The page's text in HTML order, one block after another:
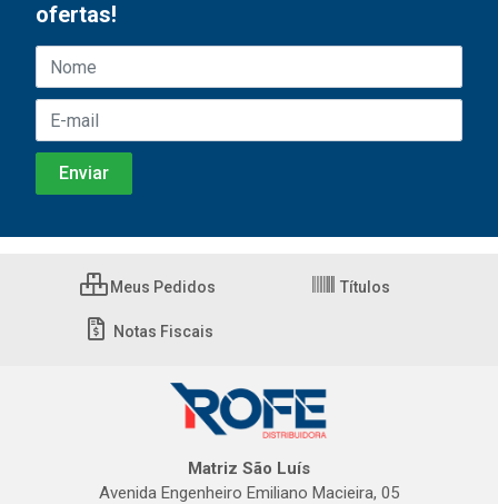
ofertas!
Meus Pedidos Títulos
Notas Fiscais
Matriz São Luís
Avenida Engenheiro Emiliano Macieira, 05